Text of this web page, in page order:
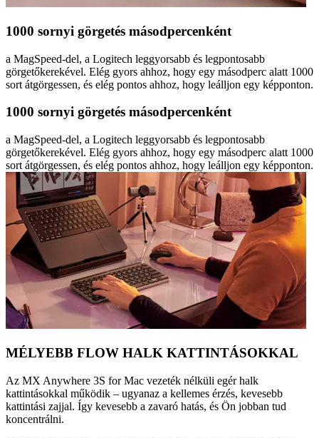
1000 sornyi görgetés másodpercenként
a MagSpeed-del, a Logitech leggyorsabb és legpontosabb
görgetőkerekével. Elég gyors ahhoz, hogy egy másodperc alatt 1000
sort átgörgessen, és elég pontos ahhoz, hogy leálljon egy képponton.
1000 sornyi görgetés másodpercenként
a MagSpeed-del, a Logitech leggyorsabb és legpontosabb
görgetőkerekével. Elég gyors ahhoz, hogy egy másodperc alatt 1000
sort átgörgessen, és elég pontos ahhoz, hogy leálljon egy képponton.
MÉLYEBB FLOW HALK KATTINTÁSOKKAL
Az MX Anywhere 3S for Mac vezeték nélküli egér halk
kattintásokkal működik – ugyanaz a kellemes érzés, kevesebb
kattintási zajjal. Így kevesebb a zavaró hatás, és Ön jobban tud
koncentrálni.